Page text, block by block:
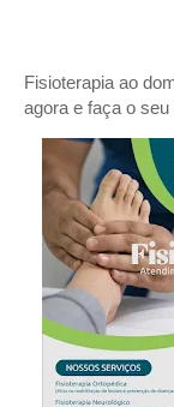
Fisioterapia ao
agora e faça o